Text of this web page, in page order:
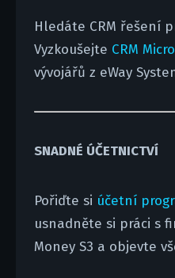
Hledáte CRM řešení
Vyzkoušejte CRM
vývojářů z eWay
SNADNÉ ÚČETNICTVÍ
Pořiďte si účetní
usnadněte si práci s
Money S3 a objevte